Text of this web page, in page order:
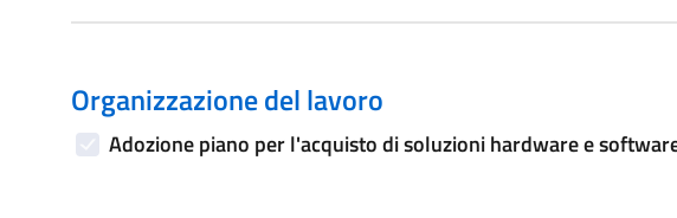
Organizzazione del lavoro
Adozione piano per l'acquisto di soluzioni hardware e